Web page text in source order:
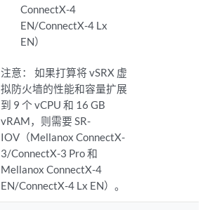
ConnectX-4
EN/ConnectX-4 Lx
EN）
注意：
如果打算将 vSRX 虚
拟防火墙的性能和容量扩展
到 9 个 vCPU 和 16 GB
vRAM，则需要 SR-
IOV（Mellanox ConnectX-
3/ConnectX-3 Pro 和
Mellanox ConnectX-4
EN/ConnectX-4 Lx EN）。